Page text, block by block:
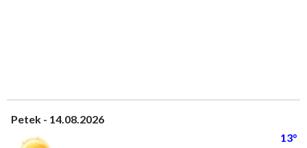
Petek - 14.08.2026
13°